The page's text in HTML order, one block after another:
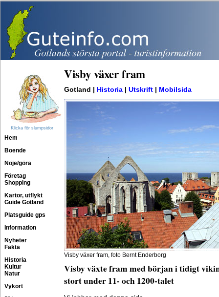
Klicka för slumpsidor
Hem
Boende
Nöje/göra
Företag
Shopping
Kartor, utflykt
Guide Gotland
Platsguide gps
Information
Nyheter
Fakta
Historia
Kultur
Natur
Vykort
Visby växer fram
Gotland | Historia Utskrift Mobilsida
Visby växer fram, foto Bernt Enderborg
Visby växte fram med början i tidigt
stort under 11- och 1200-talet